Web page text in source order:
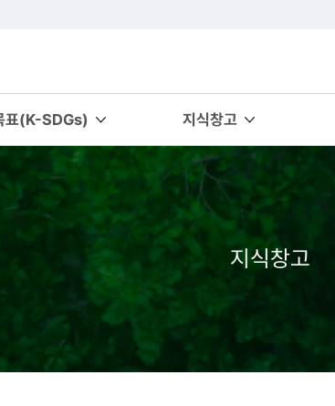
표(K-SDGs) 지식창고
지식창고